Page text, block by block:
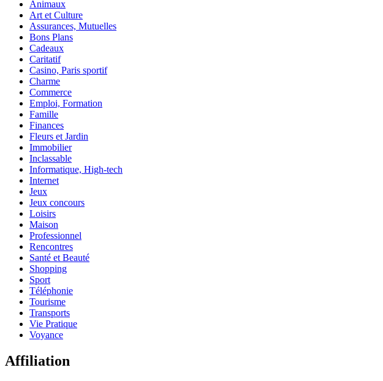
Animaux
Art et Culture
Assurances, Mutuelles
Bons Plans
Cadeaux
Caritatif
Casino, Paris sportif
Charme
Commerce
Emploi, Formation
Famille
Finances
Fleurs et Jardin
Immobilier
Inclassable
Informatique, High-tech
Internet
Jeux
Jeux concours
Loisirs
Maison
Professionnel
Rencontres
Santé et Beauté
Shopping
Sport
Téléphonie
Tourisme
Transports
Vie Pratique
Voyance
Affiliation